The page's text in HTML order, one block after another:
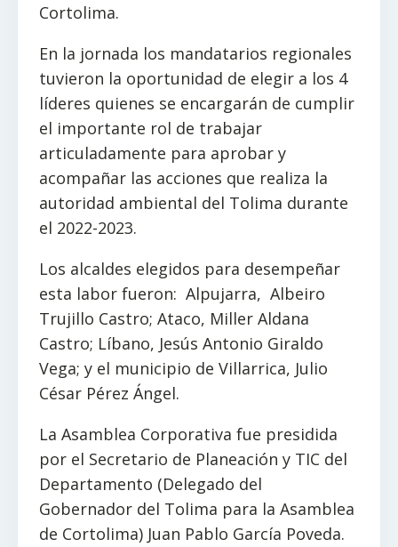
Cortolima.
En la jornada los mandatarios regionales
tuvieron la oportunidad de elegir a los 4
líderes quienes se encargarán de cumplir
el importante rol de trabajar
articuladamente para aprobar y
acompañar las acciones que realiza la
autoridad ambiental del Tolima durante
el 2022-2023.
Los alcaldes elegidos para desempeñar
esta labor fueron: Alpujarra, Albeiro
Trujillo Castro; Ataco, Miller Aldana
Castro; Líbano, Jesús Antonio Giraldo
Vega; y el municipio de Villarrica, Julio
César Pérez Ángel.
La Asamblea Corporativa fue presidida
por el Secretario de Planeación y TIC del
Departamento (Delegado del
Gobernador del Tolima para la Asamblea
de Cortolima) Juan Pablo García Poveda.